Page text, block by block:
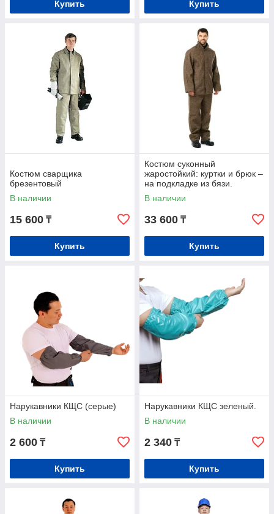
Купить Купить
Костюм сварщика
брезентовый
В наличии
15 600 ₸
Купить
Костюм суконный
жаростойкий: куртки и брюк –
на подкладке из бязи.
В наличии
33 600 ₸
Купить
Нарукавники КЩС (серые)
В наличии
2 600 ₸
Купить
Нарукавники КЩС зеленый.
В наличии
2 340 ₸
Купить